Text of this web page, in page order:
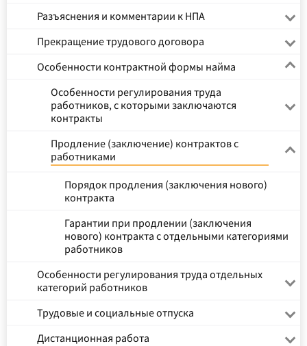
Разъяснения и комментарии к НПА
Прекращение трудового договора
Особенности контрактной формы найма
Особенности регулирования труда
работников, с которыми заключаются
контракты
Продление (заключение) контрактов с
работниками
Порядок продления (заключения нового)
контракта
Гарантии при продлении (заключения
нового) контракта с отдельными категориями
работников
Особенности регулирования труда отдельных
категорий работников
Трудовые и социальные отпуска
Дистанционная работа